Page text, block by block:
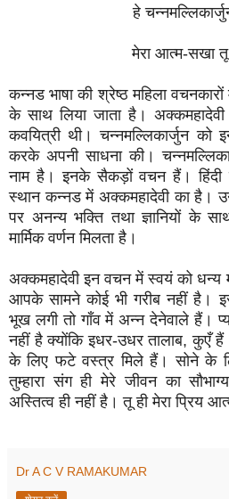
हे
मेरा आत्म-सखा तू
कन्नड भाषा की श्रेष्ठ महिला
के साथ लिया जाता है। अक्कमहादेवी
कवयित्री थी। चन्नमल्लिकार्जुन को
करके अपनी साधना की।
नाम है। इनके सैकड़ों वचन हैं। हिंदी
स्थान कन्नड में अक्कमहादेवी का है।
पर अनन्य भक्ति तथा ज्ञानियों के
मार्मिक वर्णन मिलता है।
अक्कमहादेवी इन वचन में स्वयं को धन्य
आपके सामने कोई भी गरीब नहीं है।
भूख लगी तो गाँव में अन्न देनेवाले हैं।
नहीं है क्योंकि इधर-उधर तालाब, कुएँ
के लिए फटे वस्त्र मिले हैं। सोने के
तुम्हारा संग ही मेरे जीवन का
अस्तित्व ही नहीं है। तू ही मेरा प्रिय
Dr A C V RAMAKUMAR